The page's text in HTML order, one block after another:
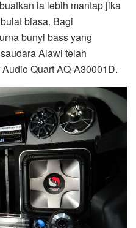
ia lebih mantap jika
biasa. Bagi
bunyi bass yang
Alawi telah
Quart AQ-A30001D.